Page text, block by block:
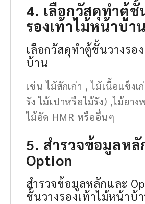
4. เลือกวัสดุทำตู้ชั้
รองเท้าไม้หน้าบ้าน
เลือกวัสดุทำตู้ชั้นวางรอ
บ้าน
เช่น ไม้สักเก่า , ไม้เนื้อแข็งเ
รัง ไม้เปาหรือไม้รัง) ,ไม้ยาง
ไม้อัด HMR หรืออื่นๆ
5. สำรวจข้อมูลหลั
Option
สำรวจข้อมูลหลักและ
ชั้นวางรองเท้าไม้หน้าบ้